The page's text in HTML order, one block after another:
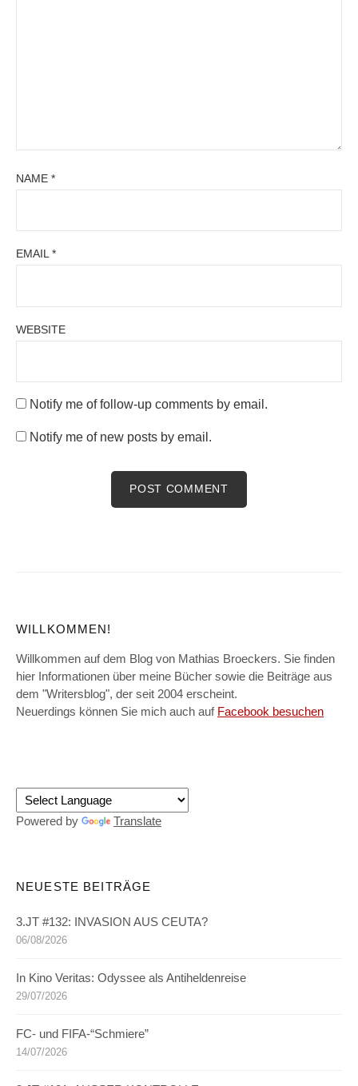
NAME *
EMAIL *
WEBSITE
Notify me of follow-up comments by email.
Notify me of new posts by email.
WILLKOMMEN!
Willkommen auf dem Blog von Mathias Broeckers. Sie finden
hier Informationen über meine Bücher sowie die Beiträge aus
dem "Writersblog", der seit 2004 erscheint.
Neuerdings können Sie mich auch auf Facebook besuchen
Powered by Translate
NEUESTE BEITRÄGE
3.JT #132: INVASION AUS CEUTA?
06/08/2026
In Kino Veritas: Odyssee als Antiheldenreise
29/07/2026
FC- und FIFA-“Schmiere”
14/07/2026